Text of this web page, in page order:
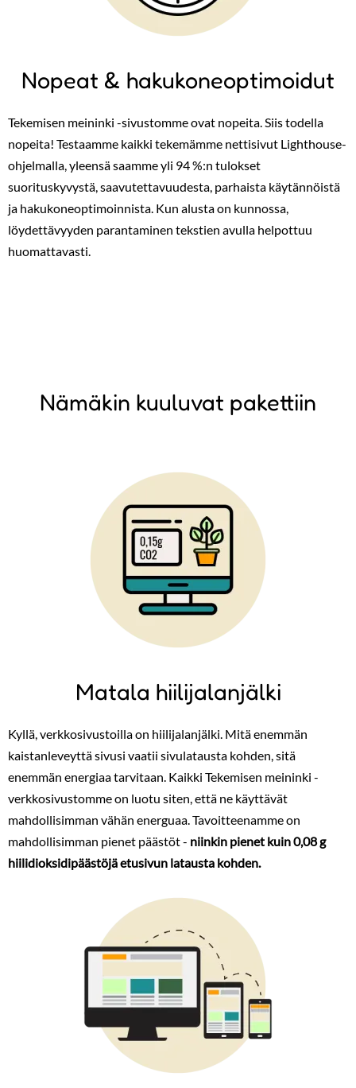
Nopeat & hakukoneoptimoidut
Tekemisen meininki -sivustomme ovat nopeita. Siis todella
nopeita! Testaamme kaikki tekemämme nettisivut Lighthouse-
ohjelmalla, yleensä saamme yli 94 %:n tulokset
suorituskyvystä, saavutettavuudesta, parhaista käytännöistä
ja hakukoneoptimoinnista. Kun alusta on kunnossa,
löydettävyyden parantaminen tekstien avulla helpottuu
huomattavasti.
Nämäkin kuuluvat pakettiin
Matala hiilijalanjälki
Kyllä, verkkosivustoilla on hiilijalanjälki. Mitä enemmän
kaistanleveyttä sivusi vaatii sivulatausta kohden, sitä
enemmän energiaa tarvitaan. Kaikki Tekemisen meininki -
verkkosivustomme on luotu siten, että ne käyttävät
mahdollisimman vähän energuaa. Tavoitteenamme on
mahdollisimman pienet päästöt - niinkin pienet kuin 0,08 g
hiilidioksidipäästöjä etusivun latausta kohden.